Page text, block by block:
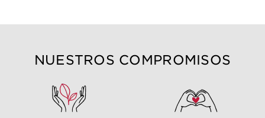
NUESTROS COMPROMISOS